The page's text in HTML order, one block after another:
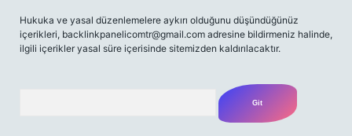
Hukuka ve yasal düzenlemelere aykırı olduğunu düşündüğünüz
içerikleri, backlinkpanelicomtr@gmail.com adresine bildirmeniz halinde,
ilgili içerikler yasal süre içerisinde sitemizden kaldırılacaktır.